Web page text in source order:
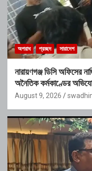
অপরাধ প্রচ্ছদ সারাদেশ
নারায়ণগঞ্জ ডিসি অফিসের
অনৈতিক কর্মকাণ্ডের
August 9, 2026